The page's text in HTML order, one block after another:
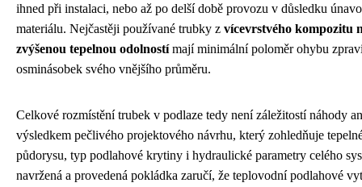
ihned při instalaci, nebo až po delší době provozu v důsledku
materiálu. Nejčastěji používané trubky z vícevrstvého kompozitu
zvýšenou tepelnou odolnostímají minimální poloměr ohybu
osminásobek svého vnějšího průměru.
Celkové rozmístění trubek v podlaze tedy není záležitostí náhody
výsledkem pečlivého projektového návrhu, který zohledňuje
půdorysu, typ podlahové krytiny i hydraulické parametry celého
navržená a provedená pokládka zaručí, že teplovodní podlahové